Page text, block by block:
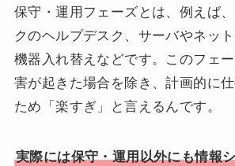
保守・運用フェーズとは、例えば
クのヘルプデスク、サーバやネッ
機器入れ替えなどです。このフェ
害が起きた場合を除き、計画的に
ため「楽すぎ」と言えるんです。
実際には保守・運用以外にも情報